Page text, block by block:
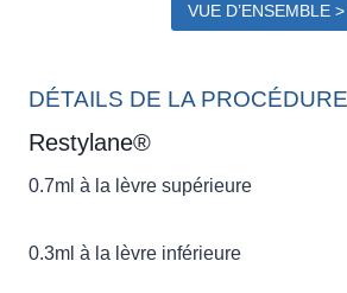
VUE D’ENSEMBLE >
DÉTAILS DE LA PROCÉDURE
Restylane®
0.7ml à la lèvre supérieure
0.3ml à la lèvre inférieure